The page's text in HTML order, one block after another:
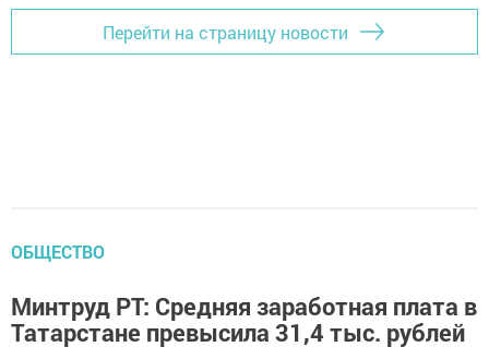
Перейти на страницу новости
ОБЩЕСТВО
Минтруд РТ: Средняя заработная плата в
Татарстане превысила 31,4 тыс. рублей